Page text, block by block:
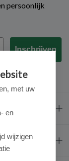
persoonlijk
Inschrijven
met uw
en
wijzigen